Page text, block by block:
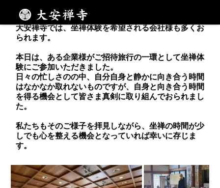
禅の教えを通して心を豊かに
大安禅寺では、坐禅体験を希望される会社様も多くお
られます。
本日は、ある企業様がご招待旅行の一環として坐禅体
験にご参加いただきました。
日々の忙しさのの中、自分自身と静かに向き合う時間
はなかなか取れないものですが、自身と向き合う時間
を得る機会として皆さま真剣に取り組んでおられまし
た。
私たちもそのご様子を拝見しながら、坐禅の時間が少
しでも心を整える機会となっていれば幸いに存じま
す。